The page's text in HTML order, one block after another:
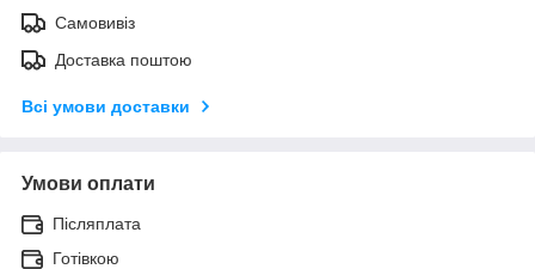
Самовивіз
Доставка поштою
Всі умови доставки
Умови оплати
Післяплата
Готівкою